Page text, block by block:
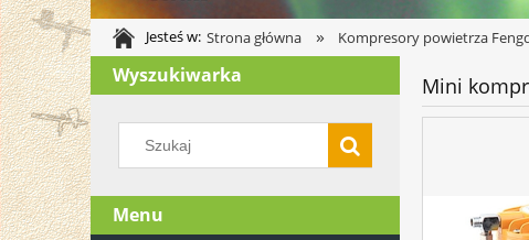
Jesteś w: Strona główna » Kompresory powietrza
Wyszukiwarka
Menu
Mini